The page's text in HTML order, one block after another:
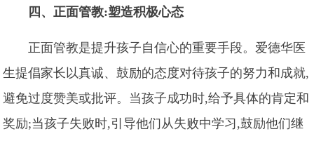
四、正面管教:塑造积极心态
正面管教是提升孩子自信心的重要手段。爱德华医
生提倡家长以真诚、鼓励的态度对待孩子的努力和成就,
避免过度赞美或批评。当孩子成功时,给予具体的肯定和
奖励;当孩子失败时,引导他们从失败中学习,鼓励他们继